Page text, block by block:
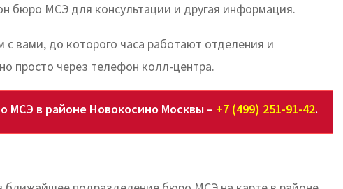
бюро МСЭ для консультации и другая информация.
вами, до которого часа работают отделения и
просто через телефон колл-центра.
МСЭ в районе Новокосино Москвы – +7 (499) 251-91-42.